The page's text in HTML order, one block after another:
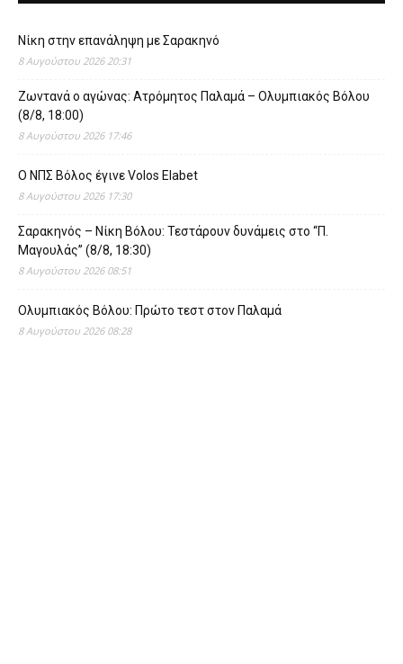
Νίκη στην επανάληψη με Σαρακηνό
8 Αυγούστου 2026 20:31
Ζωντανά ο αγώνας: Ατρόμητος Παλαμά – Ολυμπιακός Βόλου
(8/8, 18:00)
8 Αυγούστου 2026 17:46
O ΝΠΣ Βόλος έγινε Volos Elabet
8 Αυγούστου 2026 17:30
Σαρακηνός – Νίκη Βόλου: Τεστάρουν δυνάμεις στο “Π.
Μαγουλάς” (8/8, 18:30)
8 Αυγούστου 2026 08:51
Ολυμπιακός Βόλου: Πρώτο τεστ στον Παλαμά
8 Αυγούστου 2026 08:28